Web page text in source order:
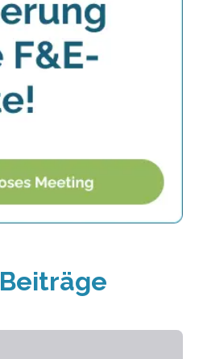
Beiträge